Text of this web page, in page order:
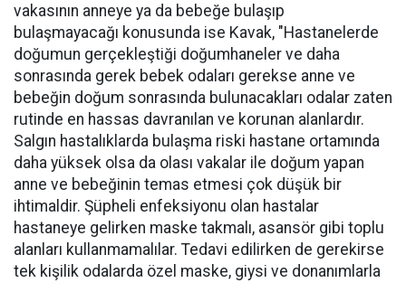
vakasının anneye ya da bebeğe bulaşıp
bulaşmayacağı konusunda ise Kavak, "Hastanelerde
doğumun gerçekleştiği doğumhaneler ve daha
sonrasında gerek bebek odaları gerekse anne ve
bebeğin doğum sonrasında bulunacakları odalar zaten
rutinde en hassas davranılan ve korunan alanlardır.
Salgın hastalıklarda bulaşma riski hastane ortamında
daha yüksek olsa da olası vakalar ile doğum yapan
anne ve bebeğinin temas etmesi çok düşük bir
ihtimaldir. Şüpheli enfeksiyonu olan hastalar
hastaneye gelirken maske takmalı, asansör gibi toplu
alanları kullanmamalılar. Tedavi edilirken de gerekirse
tek kişilik odalarda özel maske, giysi ve donanımlarla